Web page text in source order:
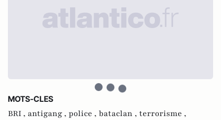
MOTS-CLES
BRI , antigang , police , bataclan , terrorisme ,